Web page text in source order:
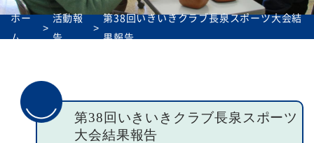
社協とは サービス
ホー
ム
活動報
告
第38回いきいきクラブ長泉スポーツ大会結
果報告
第38回いきいきクラブ長泉スポーツ
大会結果報告